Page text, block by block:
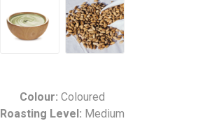
Colour: Coloured
Roasting Level: Medium